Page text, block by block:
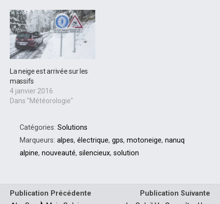
La neige est arrivée sur les
massifs
4 janvier 2016
Dans "Météorologie"
Catégories: Solutions
Marqueurs: alpes, électrique, gps, motoneige, nanuq
alpine, nouveauté, silencieux, solution
Publication Précédente
Publication Suivante